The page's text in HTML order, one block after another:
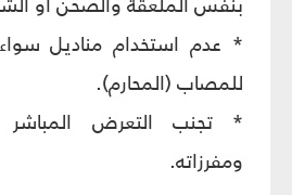
* عدم استخدام مناديل سواء
للمصاب (المحارم).
* تجنب التعرض
ومفرزاته.